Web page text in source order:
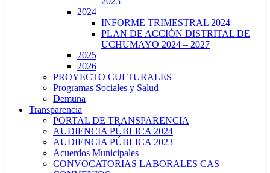
2024
INFORME TRIMESTRAL 2024
PLAN DE ACCIÓN DISTRITAL DE
UCHUMAYO 2024 – 2027
2025
2026
PROYECTO CULTURALES
Programas Sociales y Salud
Demuna
Transparencia
PORTAL DE TRANSPARENCIA
AUDIENCIA PÚBLICA 2024
AUDIENCIA PÚBLICA 2023
Acuerdos Municipales
CONVOCATORIAS LABORALES CAS